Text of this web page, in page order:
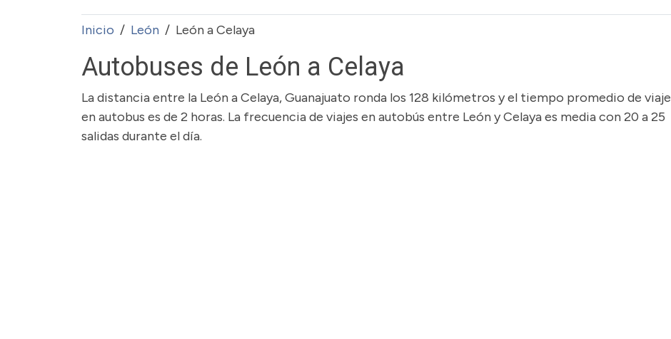
Inicio León León a Celaya
Autobuses de León a Celaya
La distancia entre la León a Celaya, Guanajuato ronda los 128 kilómetros y el tiempo promedio de viaje
en autobus es de 2 horas. La frecuencia de viajes en autobús entre León y Celaya es media con 20 a 25
salidas durante el día.